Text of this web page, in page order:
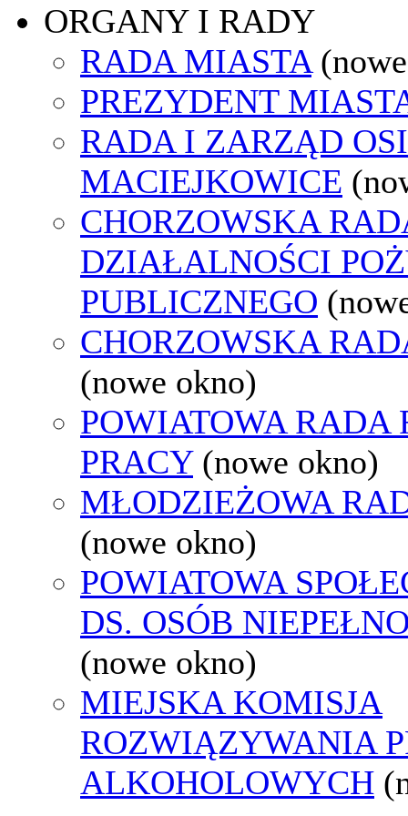
ORGANY I RADY
RADA MIASTA
PREZYDENT
RADA I ZARZĄD
MACIEJKOWICE
CHORZOWSKA
DZIAŁALNOŚCI
PUBLICZNEGO
CHORZOWSKA
(nowe okno)
POWIATOWA RADA
PRACY (nowe okno)
MŁODZIEŻOWA
(nowe okno)
POWIATOWA
DS. OSÓB
(nowe okno)
MIEJSKA KOMISJA
ROZWIĄZYWANIA
ALKOHOLOWYCH